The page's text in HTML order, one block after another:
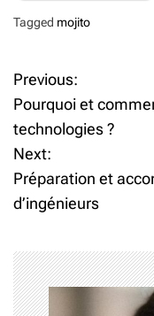
Tagged mojito
N
a
v
i
g
a
i
o
Previous:
Pourquoi et
technologies ?
Next:
Préparation et
d’ingénieurs